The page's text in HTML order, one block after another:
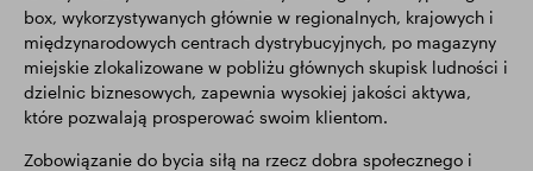
box, wykorzystywanych głównie w regionalnych, krajowych i
międzynarodowych centrach dystrybucyjnych, po magazyny
miejskie zlokalizowane w pobliżu głównych skupisk ludności i
dzielnic biznesowych, zapewnia wysokiej jakości aktywa,
które pozwalają prosperować swoim klientom.
Zobowiązanie do bycia siłą na rzecz dobra społecznego i